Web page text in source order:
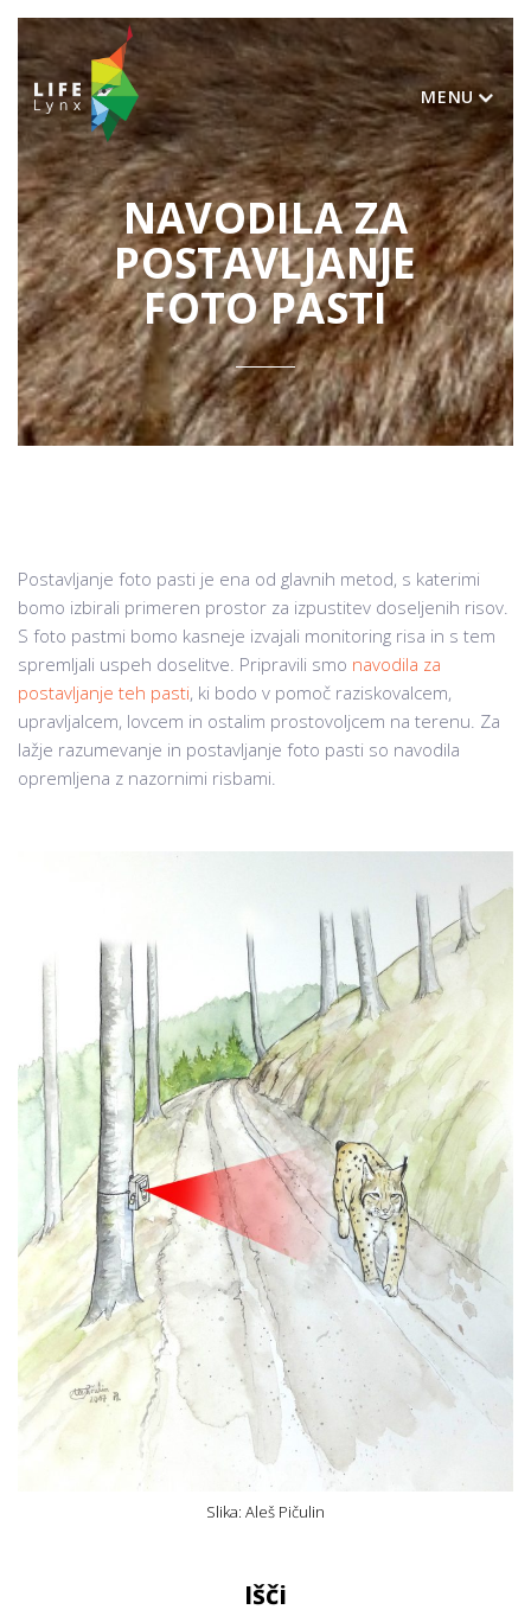
MENU
NAVODILA ZA
POSTAVLJANJE
FOTO PASTI
Postavljanje foto pasti je ena od glavnih metod, s katerimi
bomo izbirali primeren prostor za izpustitev doseljenih risov.
S foto pastmi bomo kasneje izvajali monitoring risa in s tem
spremljali uspeh doselitve. Pripravili smo navodila za
postavljanje teh pasti, ki bodo v pomoč raziskovalcem,
upravljalcem, lovcem in ostalim prostovoljcem na terenu. Za
lažje razumevanje in postavljanje foto pasti so navodila
opremljena z nazornimi risbami.
Slika: Aleš Pičulin
Išči